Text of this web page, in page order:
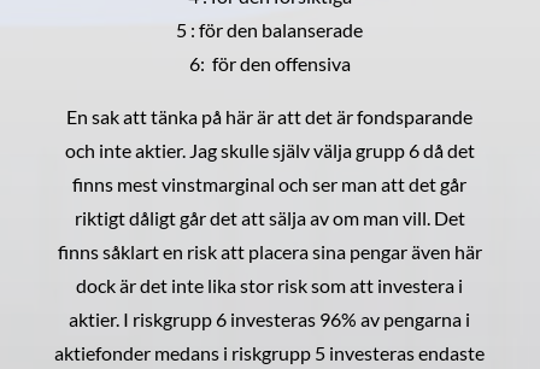
5 : för den balanserade
6: för den offensiva
En sak att tänka på här är att det är fondsparande
och inte aktier. Jag skulle själv välja grupp 6 då det
finns mest vinstmarginal och ser man att det går
riktigt dåligt går det att sälja av om man vill. Det
finns såklart en risk att placera sina pengar även här
dock är det inte lika stor risk som att investera i
aktier. I riskgrupp 6 investeras 96% av pengarna i
aktiefonder medans i riskgrupp 5 investeras endaste